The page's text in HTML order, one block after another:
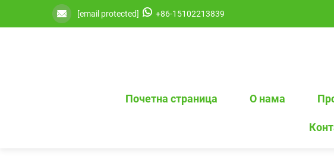
[email protected] +86-15102213839
Почетна страница О нама